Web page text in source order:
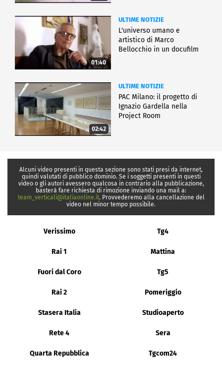
01:40
ULTIME NOTIZIE
L'universo umano e
artistico di Marco
Bellocchio in un docufilm
02:42
ULTIME NOTIZIE
PAC Milano: il progetto di
Ignazio Gardella nella
Project Room
Alcuni video presenti in questa sezione sono stati presi da internet,
quindi valutati di pubblico dominio. Se i soggetti presenti in questi
video o gli autori avessero qualcosa in contrario alla pubblicazione,
basterà fare richiesta di rimozione inviando una mail a:
team_verticali@italiaonline.it. Provvederemo alla cancellazione del
video nel minor tempo possibile.
Verissimo Tg4
Rai 1 Mattina
Fuori dal Coro Tg5
Rai 2 Pomeriggio
Stasera Italia Studioaperto
Rete 4 Sera
Quarta Repubblica Tgcom24